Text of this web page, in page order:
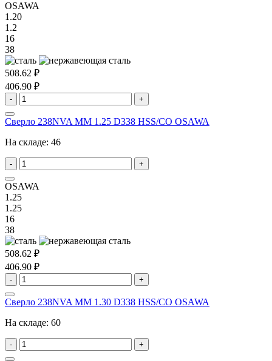
OSAWA
1.20
1.2
16
38
508.62 ₽
406.90 ₽
- +
Сверло 238NVA MM 1.25 D338 HSS/CO OSAWA
На складе: 46
- +
OSAWA
1.25
1.25
16
38
508.62 ₽
406.90 ₽
- +
Сверло 238NVA MM 1.30 D338 HSS/CO OSAWA
На складе: 60
- +